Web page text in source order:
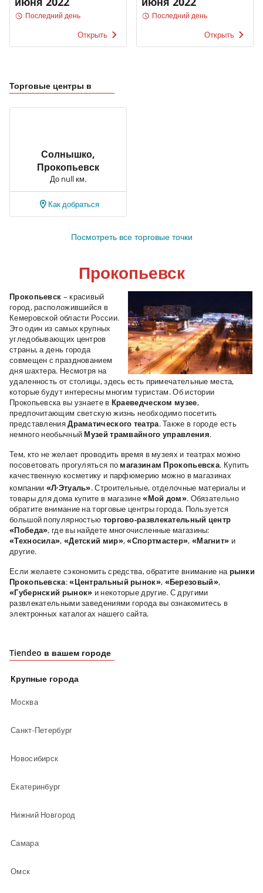
Последний день
Открыть
Последний день
Открыть
Торговые центры в
Солнышко,
Прокопьевск
До null км.
Как добраться
Посмотреть все торговые точки
Прокопьевск
Прокопьевск – красивый
город, расположившийся в
Кемеровской области России.
Это один из самых крупных
угледобывающих центров
страны, а день города
совмещен с празднованием
дня шахтера. Несмотря на
удаленность от столицы, здесь есть примечательные места,
которые будут интересны многим туристам. Об истории
Прокопьевска вы узнаете в Краеведческом музее,
предпочитающим светскую жизнь необходимо посетить
представленияДраматического театра. Также в городе есть
немного необычныйМузей трамвайного управления.
Тем, кто не желает проводить время в музеях и театрах можно
посоветовать прогуляться по магазинам Прокопьевска. Купить
качественную косметику и парфюмерию можно в магазинах
компании «Л,Этуаль». Строительные, отделочные материалы и
товары для дома купите в магазине«Мой дом». Обязательно
обратите внимание на торговые центры города. Пользуется
большой популярностью торгово-развлекательный центр
«Победа», где вы найдете многочисленные магазины:
«Техносила», «Детский мир»,«Спортмастер», «Магнит» и
другие.
Если желаете сэкономить средства, обратите внимание нарынки
Прокопьевска:«Центральный рынок», «Березовый»,
«Губернский рынок» и некоторые другие. С другими
развлекательными заведениями города вы ознакомитесь в
электронных каталогах нашего сайта.
Tiendeo в вашем городе
Крупные города
Москва
Санкт-Петербург
Новосибирск
Екатеринбург
Нижний Новгород
Самара
Омск